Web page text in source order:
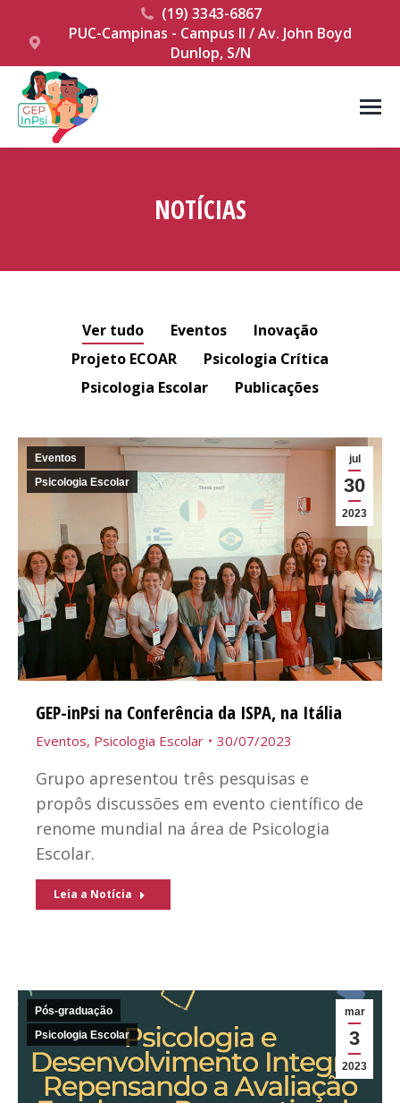
(19) 3343-6867
PUC-Campinas - Campus II / Av. John Boyd
Dunlop, S/N
NOTÍCIAS
Ver tudo Eventos
Inovação
Projeto ECOAR
Psicologia Crítica
Psicologia Escolar
Publicações
jul
30
2023
Eventos
Psicologia Escolar
GEP-inPsi na Conferência da ISPA, na Itália
Eventos, Psicologia Escolar 30/07/2023
Grupo apresentou três pesquisas e
propôs discussões em evento científico de
renome mundial na área de Psicologia
Escolar.
Leia a Notícia
mar
3
2023
Pós-graduação
Psicologia Escolar